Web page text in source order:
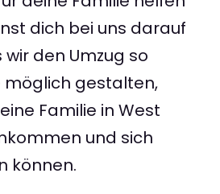
dich bei uns darauf
den Umzug so
möglich gestalten,
Familie in West
und sich
können.